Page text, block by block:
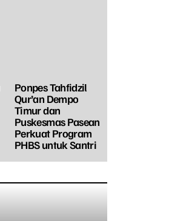
Ponpes Tahfidzil
Qur’an Dempo
Timur dan
Puskesmas Pasean
Perkuat Program
PHBS untuk Santri